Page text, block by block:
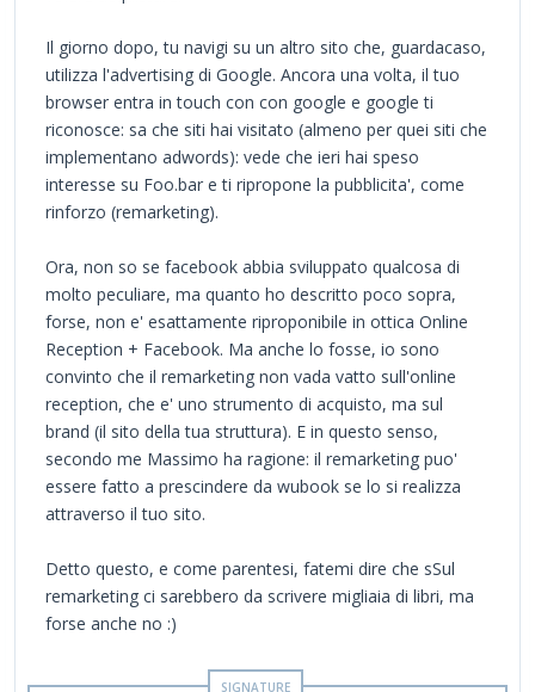
Il giorno dopo, tu navigi su un altro sito che, guardacaso,
utilizza l'advertising di Google. Ancora una volta, il tuo
browser entra in touch con con google e google ti
riconosce: sa che siti hai visitato (almeno per quei siti che
implementano adwords): vede che ieri hai speso
interesse su Foo.bar e ti ripropone la pubblicita', come
rinforzo (remarketing).
Ora, non so se facebook abbia sviluppato qualcosa di
molto peculiare, ma quanto ho descritto poco sopra,
forse, non e' esattamente riproponibile in ottica Online
Reception + Facebook. Ma anche lo fosse, io sono
convinto che il remarketing non vada vatto sull'online
reception, che e' uno strumento di acquisto, ma sul
brand (il sito della tua struttura). E in questo senso,
secondo me Massimo ha ragione: il remarketing puo'
essere fatto a prescindere da wubook se lo si realizza
attraverso il tuo sito.
Detto questo, e come parentesi, fatemi dire che sSul
remarketing ci sarebbero da scrivere migliaia di libri, ma
forse anche no :)